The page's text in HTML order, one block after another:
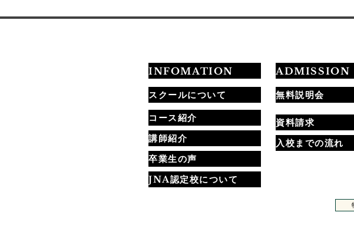
INFOMATION
スクールについて
コース紹介
講師紹介
卒業生の声
ADMISSION
無料説明会
資料請求
入校までの流れ
JNA認定校について